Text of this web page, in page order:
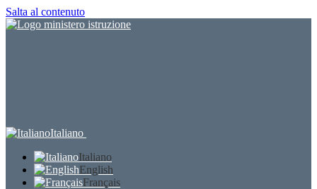
Salta al contenuto
Italiano
Italiano
English
Français